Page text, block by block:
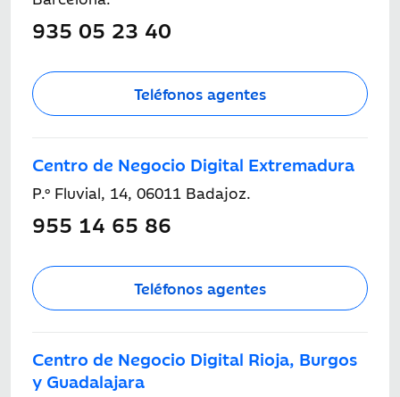
935 05 23 40
Teléfonos agentes
Centro de Negocio Digital Extremadura
P.º Fluvial, 14, 06011 Badajoz.
955 14 65 86
Teléfonos agentes
Centro de Negocio Digital Rioja, Burgos
y Guadalajara